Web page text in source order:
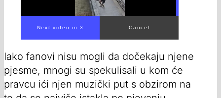
Iako fanovi nisu mogli da dočekaju njene
pjesme, mnogi su spekulisali u kom će
pravcu ići njen muzički put s obzirom na